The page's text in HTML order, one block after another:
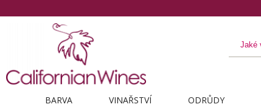
BARVA VINAŘSTVÍ ODRŮDY